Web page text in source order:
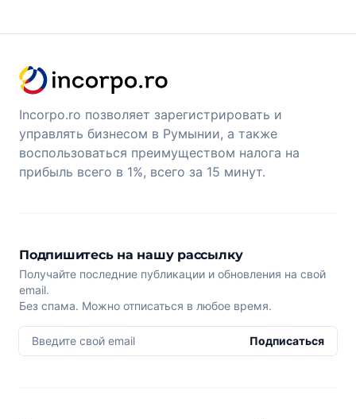
Incorpo.ro позволяет зарегистрировать и
управлять бизнесом в Румынии, а также
воспользоваться преимуществом налога на
прибыль всего в 1%, всего за 15 минут.
Подпишитесь на нашу рассылку
Получайте последние публикации и обновления на свой
email.
Без спама. Можно отписаться в любое время.
Введите свой email Подписаться